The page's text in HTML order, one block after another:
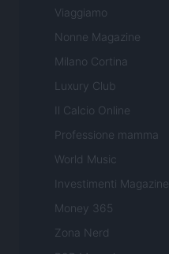
Viaggiamo
Nonne Magazine
Milano Cortina
Luxury Club
Il Calcio Online
Professione mamma
World Music
Investimenti Magazine
Money 365
Zona Nerd